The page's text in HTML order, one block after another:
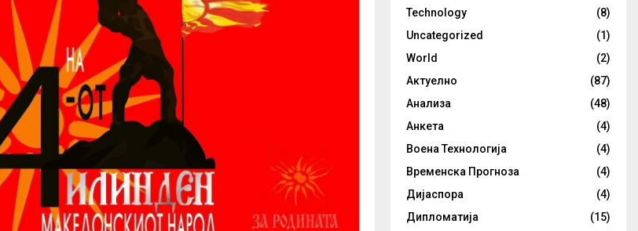
Technology
(8)
Uncategorized
(1)
World
(2)
Актуелно
(87)
Анализа
(48)
Анкета
(4)
Воена Технологија
(4)
Временска Прогноза
(4)
Дијаспора
(4)
Дипломатија
(15)